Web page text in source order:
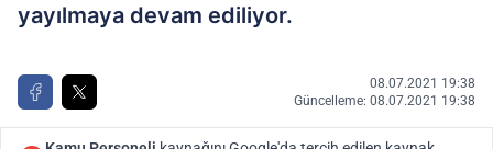
yayılmaya devam ediliyor.
08.07.2021 19:38
Güncelleme: 08.07.2021 19:38